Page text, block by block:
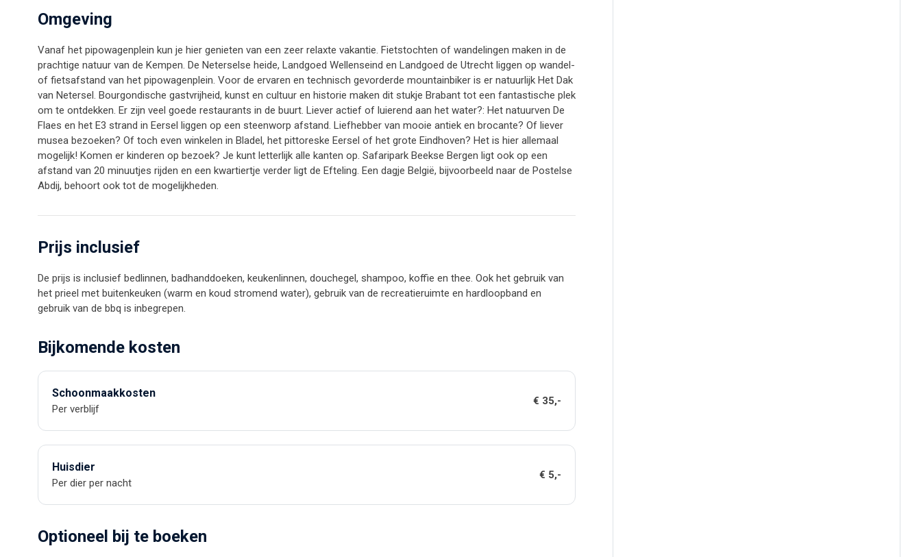
Omgeving
Vanaf het pipowagenplein kun je hier genieten van een zeer relaxte vakantie. Fietstochten of wandelingen maken in de
prachtige natuur van de Kempen. De Neterselse heide, Landgoed Wellenseind en Landgoed de Utrecht liggen op wandel-
of fietsafstand van het pipowagenplein. Voor de ervaren en technisch gevorderde mountainbiker is er natuurlijk Het Dak
van Netersel. Bourgondische gastvrijheid, kunst en cultuur en historie maken dit stukje Brabant tot een fantastische plek
om te ontdekken. Er zijn veel goede restaurants in de buurt. Liever actief of luierend aan het water?: Het natuurven De
Flaes en het E3 strand in Eersel liggen op een steenworp afstand. Liefhebber van mooie antiek en brocante? Of liever
musea bezoeken? Of toch even winkelen in Bladel, het pittoreske Eersel of het grote Eindhoven? Het is hier allemaal
mogelijk! Komen er kinderen op bezoek? Je kunt letterlijk alle kanten op. Safaripark Beekse Bergen ligt ook op een
afstand van 20 minuutjes rijden en een kwartiertje verder ligt de Efteling. Een dagje België, bijvoorbeeld naar de Postelse
Abdij, behoort ook tot de mogelijkheden.
Prijs inclusief
De prijs is inclusief bedlinnen, badhanddoeken, keukenlinnen, douchegel, shampoo, koffie en thee. Ook het gebruik van
het prieel met buitenkeuken (warm en koud stromend water), gebruik van de recreatieruimte en hardloopband en
gebruik van de bbq is inbegrepen.
Bijkomende kosten
Schoonmaakkosten
Per verblijf
€ 35,-
Huisdier
Per dier per nacht
€ 5,-
Optioneel bij te boeken